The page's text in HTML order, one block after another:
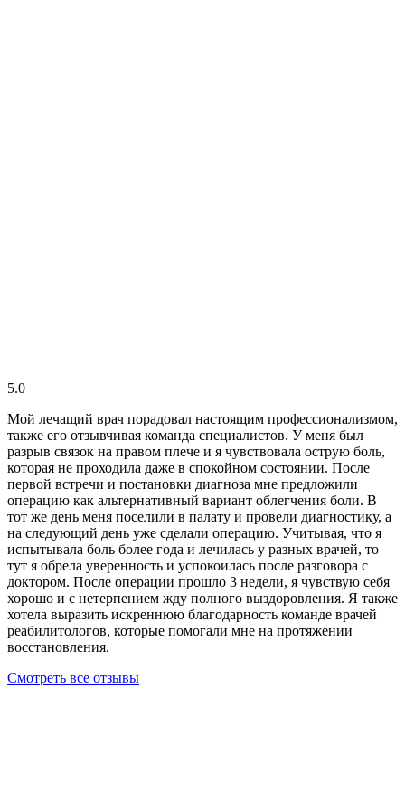
5.0
Мой лечащий врач порадовал настоящим профессионализмом,
также его отзывчивая команда специалистов. У меня был
разрыв связок на правом плече и я чувствовала острую боль,
которая не проходила даже в спокойном состоянии. После
первой встречи и постановки диагноза мне предложили
операцию как альтернативный вариант облегчения боли. В
тот же день меня поселили в палату и провели диагностику, а
на следующий день уже сделали операцию. Учитывая, что я
испытывала боль более года и лечилась у разных врачей, то
тут я обрела уверенность и успокоилась после разговора с
доктором. После операции прошло 3 недели, я чувствую себя
хорошо и с нетерпением жду полного выздоровления. Я также
хотела выразить искреннюю благодарность команде врачей
реабилитологов, которые помогали мне на протяжении
восстановления.
Смотреть все отзывы